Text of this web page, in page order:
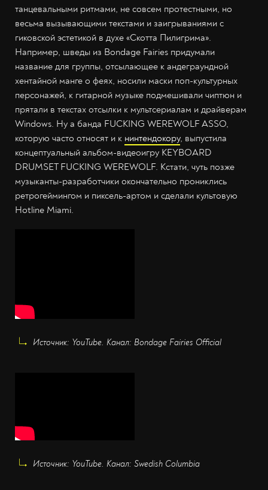
танцевальными ритмами, не совсем протестными, но
весьма вызывающими текстами и заигрываниями с
гиковской эстетикой в духе «Скотта Пилигрима».
Например, шведы из Bondage Fairies придумали
название для группы, отсылающее к андеграундной
хентайной манге о феях, носили маски поп-культурных
персонажей, к гитарной музыке подмешивали чиптюн и
прятали в текстах отсылки к мультсериалам и драйверам
Windows. Ну а банда FUCKING WEREWOLF ASSO,
которую часто относят и к нинтендокору, выпустила
концептуальный альбом-видеоигру KEYBOARD
DRUMSET FUCKING WEREWOLF. Кстати, чуть позже
музыканты-разработчики окончательно прониклись
ретрогеймингом и пиксель-артом и сделали культовую
Hotline Miami.
Источник: YouTube. Канал: Bondage Fairies Official
Источник: YouTube. Канал: Swedish Columbia